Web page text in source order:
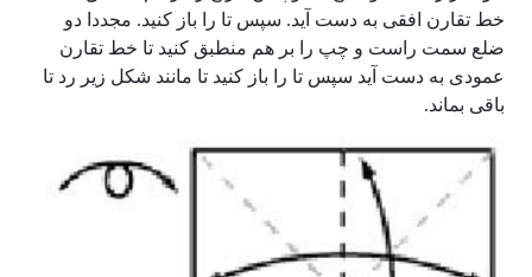
خط تقارن افقی به دست آید. سپس تا را باز کنید. مجددا دو
ضلع سمت راست و چپ را بر هم منطبق کنید تا خط تقارن
عمودی به دست آید سپس تا را باز کنید تا مانند شکل زیر رد تا
باقی بماند.